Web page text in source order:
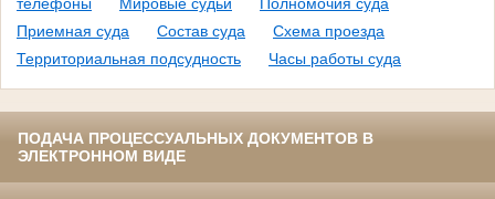
телефоны
Мировые судьи
Полномочия суда
Приемная суда
Состав суда
Схема проезда
Территориальная подсудность
Часы работы суда
ПОДАЧА ПРОЦЕССУАЛЬНЫХ ДОКУМЕНТОВ В
ЭЛЕКТРОННОМ ВИДЕ